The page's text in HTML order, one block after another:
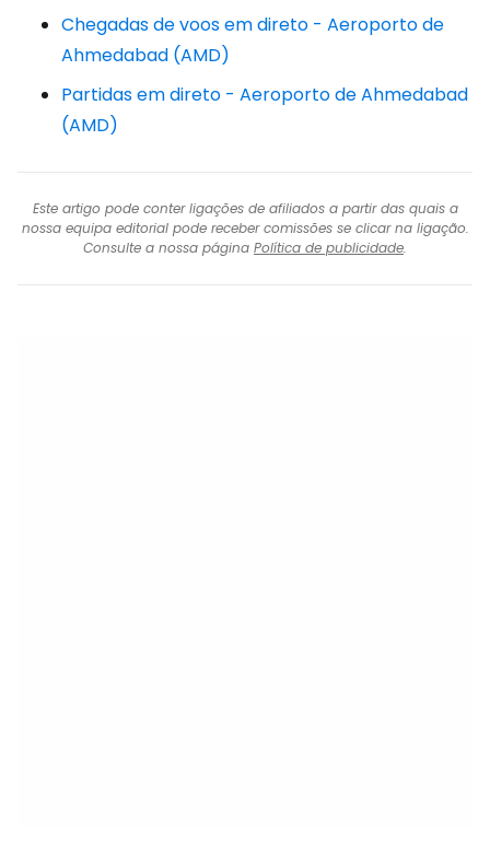
Chegadas de voos em direto - Aeroporto de
Ahmedabad (AMD)
Partidas em direto - Aeroporto de Ahmedabad
(AMD)
Este artigo pode conter ligações de afiliados a partir das quais a
nossa equipa editorial pode receber comissões se clicar na ligação.
Consulte a nossa página Política de publicidade.